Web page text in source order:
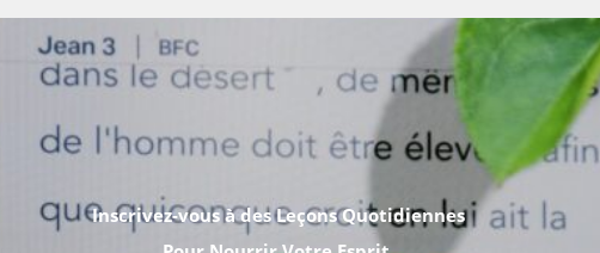
Inscrivez-vous à des Leçons Quotidiennes